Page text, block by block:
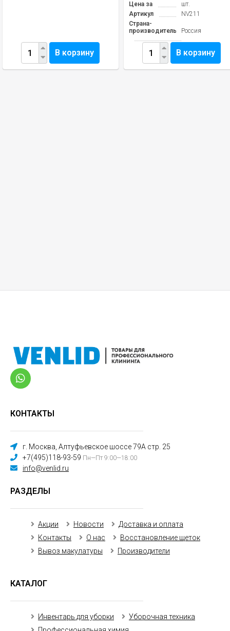
В корзину
Цена за
шт.
Артикул
NV211
Страна-
производитель
Россия
В корзину
КОНТАКТЫ
г. Москва, Алтуфьевское шоссе 79А стр. 25
+7(495)118-93-59 Пн—Пт 9:00—18:00
info@venlid.ru
РАЗДЕЛЫ
Акции Новости
Доставка и оплата
Контакты
О нас
Восстановление щеток
Вывоз макулатуры
Производители
КАТАЛОГ
Инвентарь для уборки
Уборочная техника